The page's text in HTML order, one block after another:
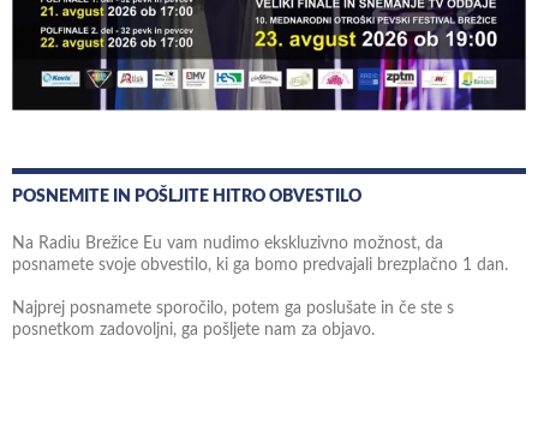
POSNEMITE IN POŠLJITE HITRO OBVESTILO
Na Radiu Brežice Eu vam nudimo ekskluzivno možnost, da
posnamete svoje obvestilo, ki ga bomo predvajali brezplačno 1 dan.
Najprej posnamete sporočilo, potem ga poslušate in če ste s
posnetkom zadovoljni, ga pošljete nam za objavo.